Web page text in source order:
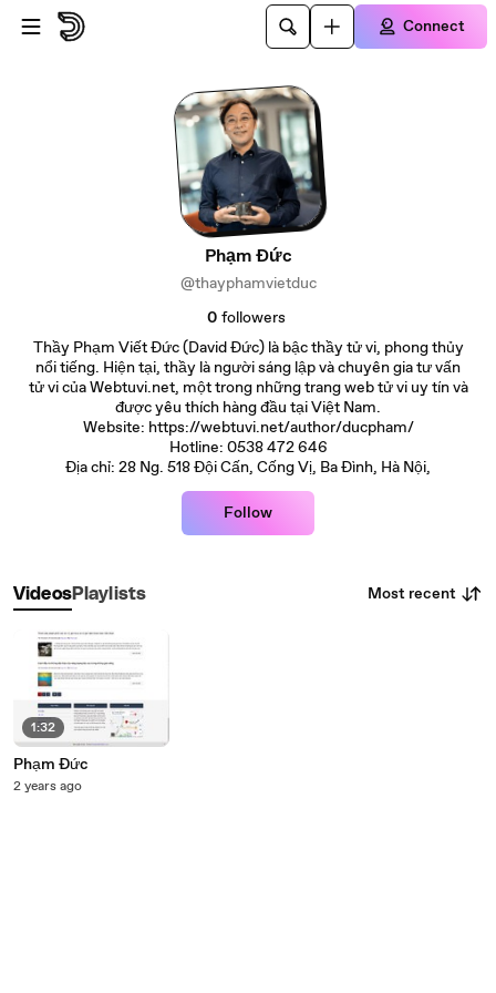
Skip to main content
Connect
Phạm Đức
@thayphamvietduc
0 followers
Thầy Phạm Viết Đức (David Đức) là bậc thầy tử vi, phong thủy
nổi tiếng. Hiện tại, thầy là người sáng lập và chuyên gia tư vấn
tử vi của Webtuvi.net, một trong những trang web tử vi uy tín và
được yêu thích hàng đầu tại Việt Nam.
Website: https://webtuvi.net/author/ducpham/
Hotline: 0538 472 646
Địa chỉ: 28 Ng. 518 Đội Cấn, Cống Vị, Ba Đình, Hà Nội,
Follow
VideosPlaylists Most recent
1:32
Phạm Đức
2 years ago